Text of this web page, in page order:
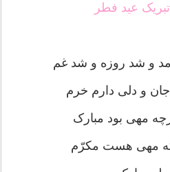
عید فطر
و شد روزه و شد غم
و دلی دارم خرم
مهی بود مبارک
مهی هست مکرّم